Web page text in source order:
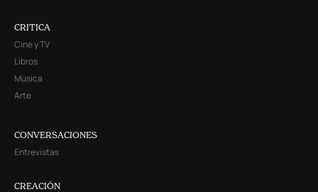
CRITICA
Cine y TV
Libros
Música
Arte
CONVERSACIONES
Entrevistas
CREACIÓN